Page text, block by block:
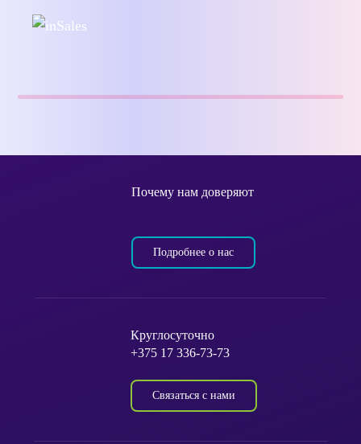
Почему нам доверяют
Подробнее о нас
Круглосуточно
+375 17 336-73-73
Связаться с нами